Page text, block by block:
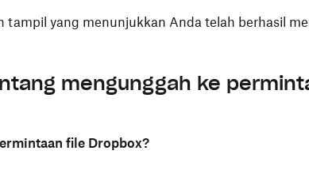
tampil yang menunjukkan Anda telah berhasil
mengunggah ke
file Dropbox?